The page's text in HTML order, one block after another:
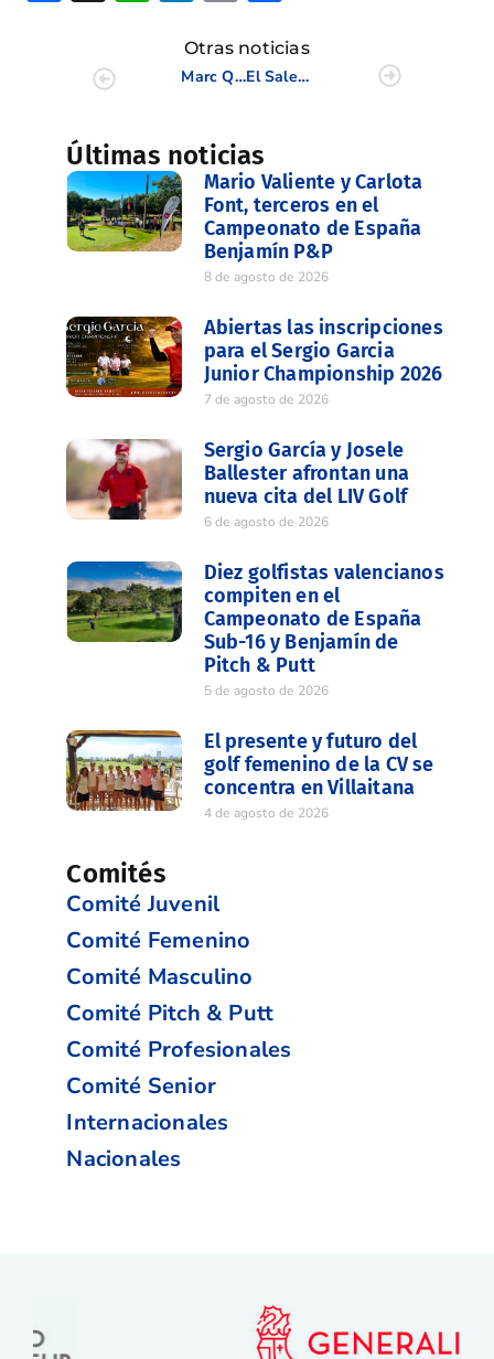
Otras noticias
Marc Quintana, Xinyi Gu y Patricia Bañón, Campeones S18 y S16 de la CV
El Saler acoge la presentación del proyecto PlaySpain.Golf en la CV
Últimas noticias
Mario Valiente y Carlota
Font, terceros en el
Campeonato de España
Benjamín P&P
8 de agosto de 2026
Abiertas las inscripciones
para el Sergio Garcia
Junior Championship 2026
7 de agosto de 2026
Sergio García y Josele
Ballester afrontan una
nueva cita del LIV Golf
6 de agosto de 2026
Diez golfistas valencianos
compiten en el
Campeonato de España
Sub-16 y Benjamín de
Pitch & Putt
5 de agosto de 2026
El presente y futuro del
golf femenino de la CV se
concentra en Villaitana
4 de agosto de 2026
Comités
Comité Juvenil
Comité Femenino
Comité Masculino
Comité Pitch & Putt
Comité Profesionales
Comité Senior
Internacionales
Nacionales